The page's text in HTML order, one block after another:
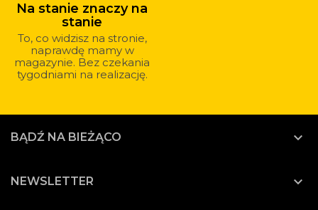
Na stanie znaczy na
stanie
To, co widzisz na stronie,
naprawdę mamy w
magazynie. Bez czekania
tygodniami na realizację.
BĄDŹ NA BIEŻĄCO 
NEWSLETTER 